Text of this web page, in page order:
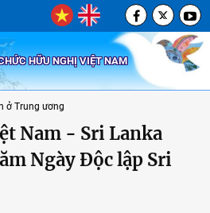
HỮU NGHỊ VIỆT NAM
ở Trung ương
Nam - Sri Lanka
Ngày Độc lập Sri